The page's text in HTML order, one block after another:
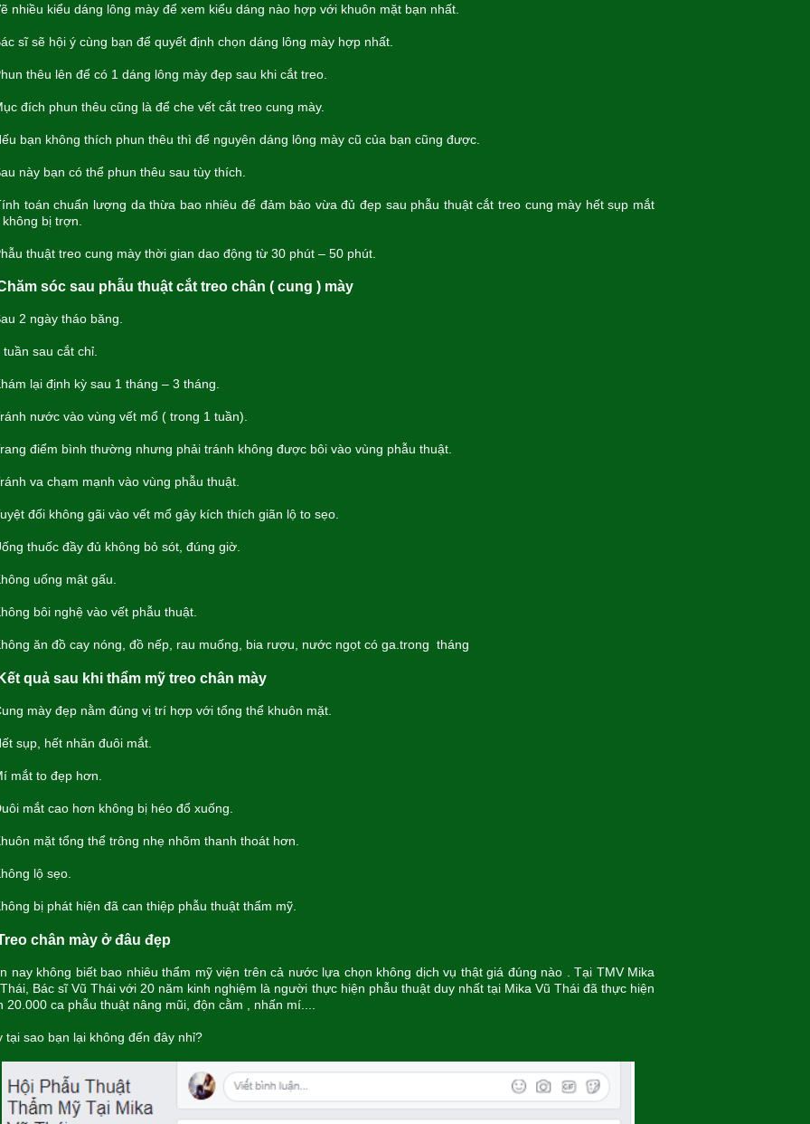
nhiều kiểu dáng lông mày để xem kiểu dáng nào hợp với khuôn mặt bạn nhất.
sĩ sẽ hội ý cùng bạn để quyết định chọn dáng lông mày hợp nhất.
thêu lên để có 1 dáng lông mày đẹp sau khi cắt treo.
đích phun thêu cũng là để che vết cắt treo cung mày.
bạn không thích phun thêu thì để nguyên dáng lông mày cũ của bạn cũng được.
này bạn có thể phun thêu sau tùy thích.
toán chuẩn lượng da thừa bao nhiêu để đảm bảo vừa đủ đẹp sau phẫu thuật cắt treo cung mày hết sụp mắt
không bị trợn.
thuật treo cung mày thời gian dao động từ 30 phút – 50 phút.
sóc sau phẫu thuật cắt treo chân ( cung ) mày
2 ngày tháo băng.
sau cắt chỉ.
lại định kỳ sau 1 tháng – 3 tháng.
nước vào vùng vết mổ ( trong 1 tuần).
điểm bình thường nhưng phải tránh không được bôi vào vùng phẫu thuật.
va chạm mạnh vào vùng phẫu thuật.
đối không gãi vào vết mổ gây kích thích giãn lộ to sẹo.
thuốc đầy đủ không bỏ sót, đúng giờ.
uống mật gấu.
bôi nghệ vào vết phẫu thuật.
ăn đồ cay nóng, đồ nếp, rau muống, bia rượu, nước ngọt có ga.trong tháng
quả sau khi thẩm mỹ treo chân mày
mày đẹp nằm đúng vị trí hợp với tổng thể khuôn mặt.
sụp, hết nhăn đuôi mắt.
mắt to đẹp hơn.
mắt cao hơn không bị héo đổ xuống.
mặt tổng thể trông nhẹ nhõm thanh thoát hơn.
lộ sẹo.
bị phát hiện đã can thiệp phẫu thuật thẩm mỹ.
chân mày ở đâu đẹp
nay không biết bao nhiêu thẩm mỹ viện trên cả nước lựa chọn không dịch vụ thật giá đúng nào . Tại TMV Mika
Bác sĩ Vũ Thái với 20 năm kinh nghiệm là người thực hiện phẫu thuật duy nhất tại Mika Vũ Thái đã thực hiện
20.000 ca phẫu thuật nâng mũi, độn cằm , nhấn mí....
tại sao bạn lại không đến đây nhỉ?